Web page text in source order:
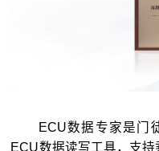
ECU数据专家是门徒
ECU数据读写工具，支